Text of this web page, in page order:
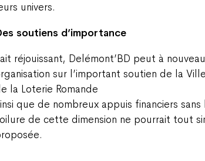
univers.
soutiens d’importance
réjouissant, Delémont’BD peut à
sur l’important soutien de la
la Loterie Romande
que de nombreux appuis financiers
de cette dimension ne pourrait tout